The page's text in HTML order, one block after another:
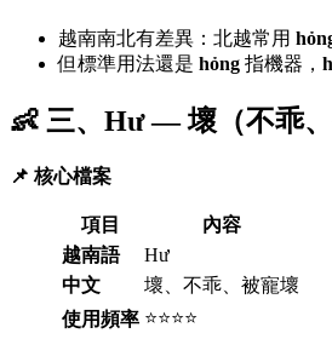
越南南北有差異：北越常用
但標準用法還是 hỏng 指機器，
👶 三、Hư — 壞（不乖、
📌 核心檔案
項目
內容
越南語
Hư
中文
壞、不乖、被寵壞
使用頻率 ⭐⭐⭐⭐